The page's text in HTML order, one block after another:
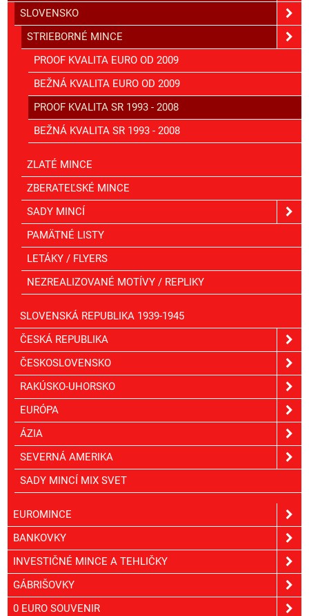
SLOVENSKO
STRIEBORNÉ MINCE
PROOF KVALITA EURO OD 2009
BEŽNÁ KVALITA EURO OD 2009
PROOF KVALITA SR 1993 - 2008
BEŽNÁ KVALITA SR 1993 - 2008
ZLATÉ MINCE
ZBERATEĽSKÉ MINCE
SADY MINCÍ
PAMÄTNÉ LISTY
LETÁKY / FLYERS
NEZREALIZOVANÉ MOTÍVY / REPLIKY
SLOVENSKÁ REPUBLIKA 1939-1945
ČESKÁ REPUBLIKA
ČESKOSLOVENSKO
RAKÚSKO-UHORSKO
EURÓPA
ÁZIA
SEVERNÁ AMERIKA
SADY MINCÍ MIX SVET
EUROMINCE
BANKOVKY
INVESTIČNÉ MINCE A TEHLIČKY
GÁBRIŠOVKY
0 EURO SOUVENIR